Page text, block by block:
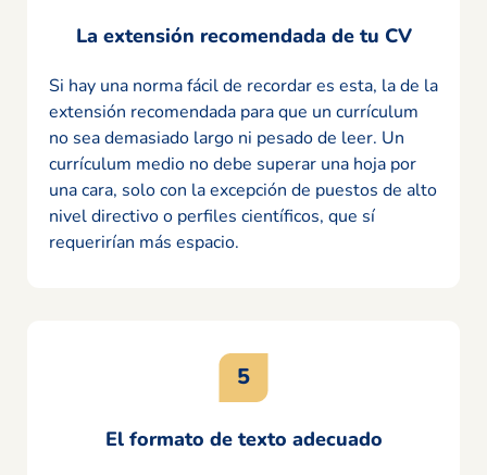
La extensión recomendada de tu CV
Si hay una norma fácil de recordar es esta, la de la
extensión recomendada para que un currículum
no sea demasiado largo ni pesado de leer. Un
currículum medio no debe superar una hoja por
una cara, solo con la excepción de puestos de alto
nivel directivo o perfiles científicos, que sí
requerirían más espacio.
El formato de texto adecuado